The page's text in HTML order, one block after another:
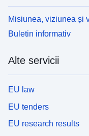
Misiunea, viziunea și
Buletin informativ
Alte servicii
EU law
EU tenders
EU research results